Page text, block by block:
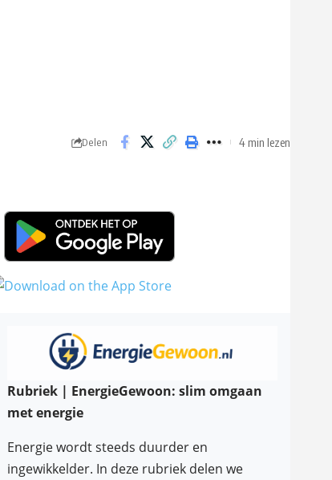
Delen 4 min lezen
Rubriek | EnergieGewoon: slim omgaan
met energie
Energie wordt steeds duurder en
ingewikkelder. In deze rubriek delen we